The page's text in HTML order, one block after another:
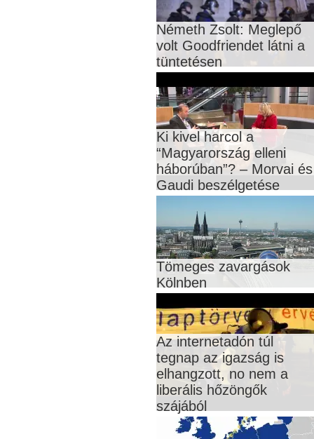
Németh Zsolt: Meglepő
volt Goodfriendet látni a
tüntetésen
Ki kivel harcol a
“Magyarország elleni
háborúban”? – Morvai és
Gaudi beszélgetése
Tömeges zavargások
Kölnben
Az internetadón túl
tegnap az igazság is
elhangzott, no nem a
liberális hőzöngők
szájából